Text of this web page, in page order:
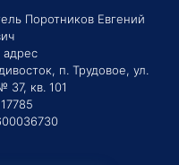
Поротников Евгений
п. Трудовое, ул.
кв. 101